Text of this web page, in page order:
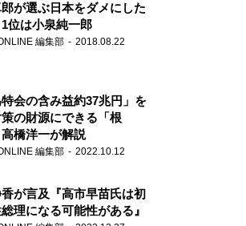
が選ぶ日本をダメにした
位は小泉純一郎
編集部 2018.08.22
特会の含み益約37兆円」を
の財源にできる「根
橋洋一が解説
編集部 2022.10.12
が言及『高市早苗氏は初
理になる可能性がある』